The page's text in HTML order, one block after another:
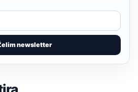
newsletter